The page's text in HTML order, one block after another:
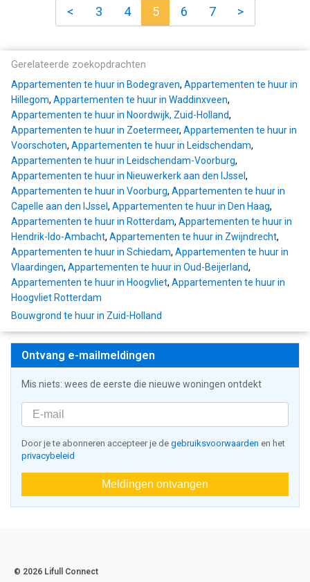
< 3 4 5 6 7 >
Gerelateerde zoekopdrachten
Appartementen te huur in Bodegraven, Appartementen te huur in
Hillegom, Appartementen te huur in Waddinxveen,
Appartementen te huur in Noordwijk, Zuid-Holland,
Appartementen te huur in Zoetermeer, Appartementen te huur in
Voorschoten, Appartementen te huur in Leidschendam,
Appartementen te huur in Leidschendam-Voorburg,
Appartementen te huur in Nieuwerkerk aan den IJssel ,
Appartementen te huur in Voorburg, Appartementen te huur in
Capelle aan den IJssel , Appartementen te huur in Den Haag,
Appartementen te huur in Rotterdam, Appartementen te huur in
Hendrik-Ido-Ambacht, Appartementen te huur in Zwijndrecht,
Appartementen te huur in Schiedam, Appartementen te huur in
Vlaardingen, Appartementen te huur in Oud-Beijerland,
Appartementen te huur in Hoogvliet, Appartementen te huur in
Hoogvliet Rotterdam
Bouwgrond te huur in Zuid-Holland
Ontvang e-mailmeldingen
Mis niets: wees de eerste die nieuwe woningen ontdekt
Door je te abonneren accepteer je de gebruiksvoorwaarden en het
privacybeleid
Meldingen ontvangen
© 2026 Lifull Connect